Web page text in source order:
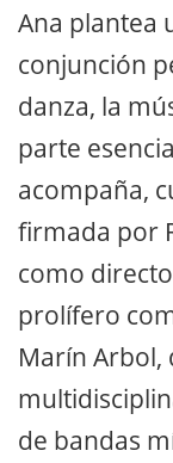
Ana plantea
conjunción
danza, la
parte
acompaña,
firmada por
como
prolífero
Marín Arbol,
de bandas